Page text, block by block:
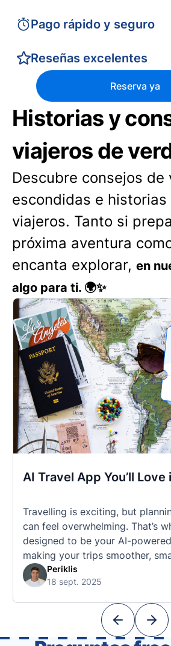
Pago rápido y seguro
Reseñas excelentes
Reserva ya
Historias y
viajeros de
Descubre consejos de
escondidas e
viajeros. Tanto si
próxima aventura
encanta explorar, en
algo para ti. 🌍✨
AI Travel App You’ll Love
Travelling is exciting, but
can feel overwhelming. That’s
designed to be your AI-
making your trips smoother,
free. 🧭 What Makes the Tourist
Unlike standard travel apps,
With Tourist, your trip planning
Periklis
18 sept. 2025